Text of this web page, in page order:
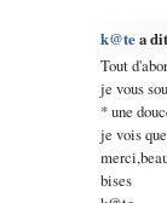
k@tea
Tout
je vous
* une
je vois
bises